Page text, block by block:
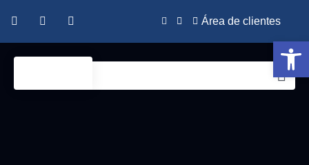
Área de clientes
Abrir